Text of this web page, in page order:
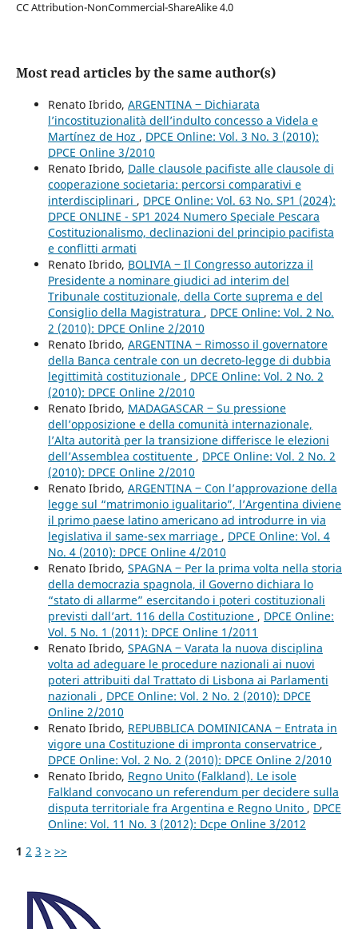
CC Attribution-NonCommercial-ShareAlike 4.0
Most read articles by the same author(s)
Renato Ibrido, ARGENTINA ‒ Dichiarata
l’incostituzionalità dell’indulto concesso a Videla e
Martínez de Hoz , DPCE Online: Vol. 3 No. 3 (2010):
DPCE Online 3/2010
Renato Ibrido, Dalle clausole pacifiste alle clausole di
cooperazione societaria: percorsi comparativi e
interdisciplinari , DPCE Online: Vol. 63 No. SP1 (2024):
DPCE ONLINE - SP1 2024 Numero Speciale Pescara
Costituzionalismo, declinazioni del principio pacifista
e conflitti armati
Renato Ibrido, BOLIVIA ‒ Il Congresso autorizza il
Presidente a nominare giudici ad interim del
Tribunale costituzionale, della Corte suprema e del
Consiglio della Magistratura , DPCE Online: Vol. 2 No.
2 (2010): DPCE Online 2/2010
Renato Ibrido, ARGENTINA ‒ Rimosso il governatore
della Banca centrale con un decreto-legge di dubbia
legittimità costituzionale , DPCE Online: Vol. 2 No. 2
(2010): DPCE Online 2/2010
Renato Ibrido, MADAGASCAR ‒ Su pressione
dell’opposizione e della comunità internazionale,
l’Alta autorità per la transizione differisce le elezioni
dell’Assemblea costituente , DPCE Online: Vol. 2 No. 2
(2010): DPCE Online 2/2010
Renato Ibrido, ARGENTINA ‒ Con l’approvazione della
legge sul “matrimonio igualitario”, l’Argentina diviene
il primo paese latino americano ad introdurre in via
legislativa il same-sex marriage , DPCE Online: Vol. 4
No. 4 (2010): DPCE Online 4/2010
Renato Ibrido, SPAGNA ‒ Per la prima volta nella storia
della democrazia spagnola, il Governo dichiara lo
“stato di allarme” esercitando i poteri costituzionali
previsti dall’art. 116 della Costituzione , DPCE Online:
Vol. 5 No. 1 (2011): DPCE Online 1/2011
Renato Ibrido, SPAGNA ‒ Varata la nuova disciplina
volta ad adeguare le procedure nazionali ai nuovi
poteri attribuiti dal Trattato di Lisbona ai Parlamenti
nazionali , DPCE Online: Vol. 2 No. 2 (2010): DPCE
Online 2/2010
Renato Ibrido, REPUBBLICA DOMINICANA ‒ Entrata in
vigore una Costituzione di impronta conservatrice ,
DPCE Online: Vol. 2 No. 2 (2010): DPCE Online 2/2010
Renato Ibrido, Regno Unito (Falkland). Le isole
Falkland convocano un referendum per decidere sulla
disputa territoriale fra Argentina e Regno Unito , DPCE
Online: Vol. 11 No. 3 (2012): Dcpe Online 3/2012
1 2 3 > >>